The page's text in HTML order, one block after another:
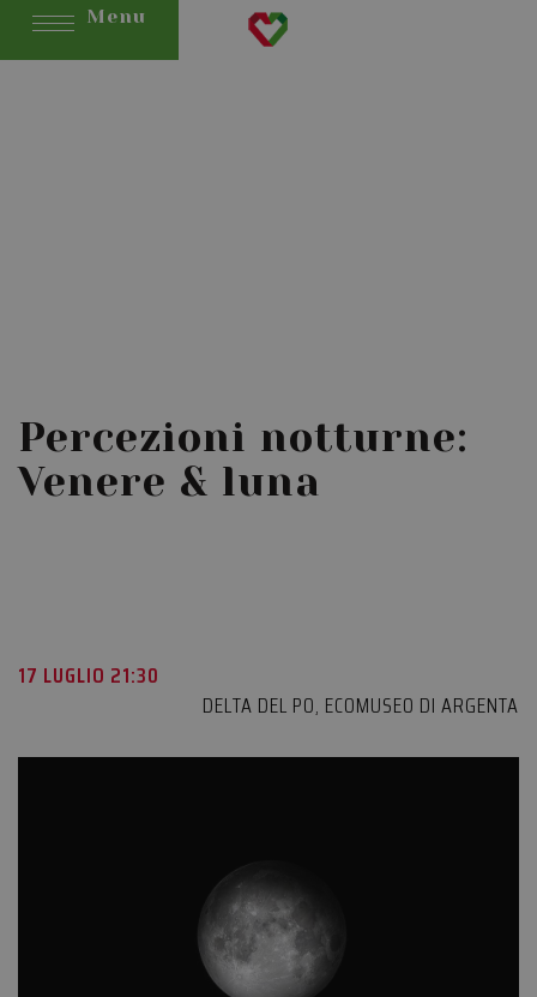
Menu
Percezioni notturne:
Venere & luna
17 LUGLIO 21:30
DELTA DEL PO, ECOMUSEO DI ARGENTA